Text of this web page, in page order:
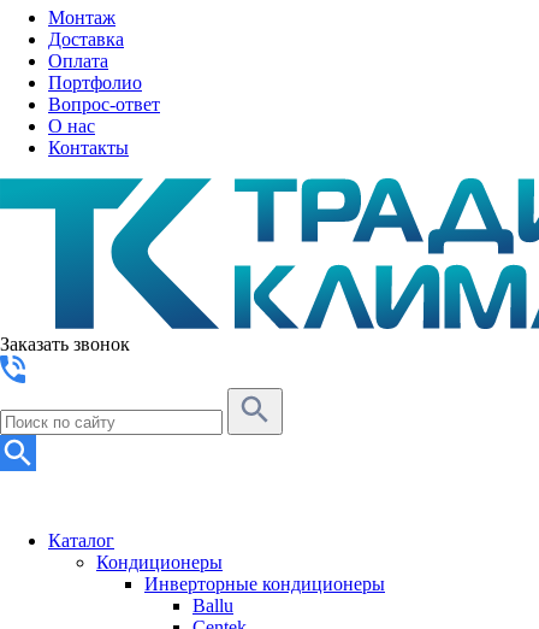
Монтаж
Доставка
Оплата
Портфолио
Вопрос-ответ
О нас
Контакты
Заказать звонок
Каталог
Кондиционеры
Инверторные кондиционеры
Ballu